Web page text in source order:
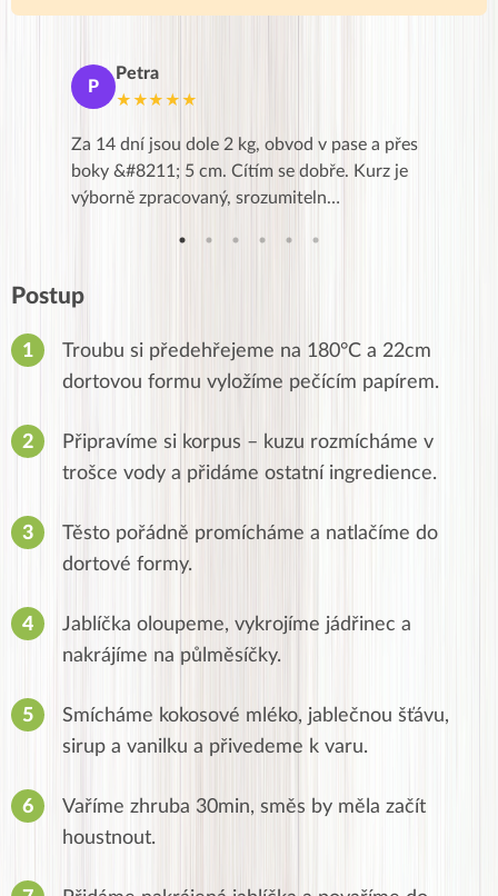
P
Petra
★★★★★
Za 14 dní jsou dole 2 kg, obvod v pase a přes
boky &#8211; 5 cm. Cítím se dobře. Kurz je
výborně zpracovaný, srozumiteln…
Postup
Troubu si předehřejeme na 180°C a 22cm
dortovou formu vyložíme pečícím papírem.
Připravíme si korpus – kuzu rozmícháme v
trošce vody a přidáme ostatní ingredience.
Těsto pořádně promícháme a natlačíme do
dortové formy.
Jablíčka oloupeme, vykrojíme jádřinec a
nakrájíme na půlměsíčky.
Smícháme kokosové mléko, jablečnou šťávu,
sirup a vanilku a přivedeme k varu.
Vaříme zhruba 30min, směs by měla začít
houstnout.